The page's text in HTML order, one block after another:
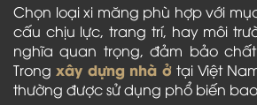
Chọn loại xi măng phù hợp với
cấu chịu lực, trang trí, hay môi
nghĩa quan trọng, đảm bảo
Trong xây dựng nhà ở tại Việt
thường được sử dụng phổ biến